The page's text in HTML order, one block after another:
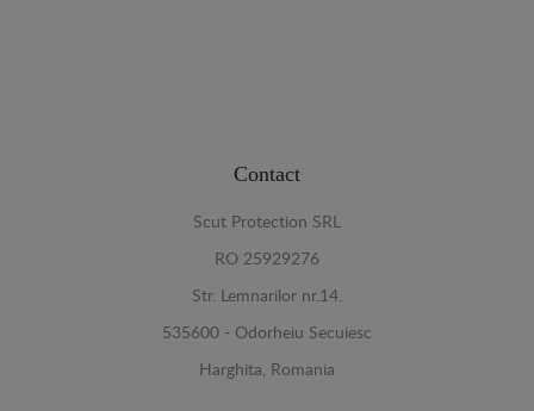
Contact
Scut Protection SRL
RO 25929276
Str. Lemnarilor nr.14.
535600 - Odorheiu Secuiesc
Harghita, Romania